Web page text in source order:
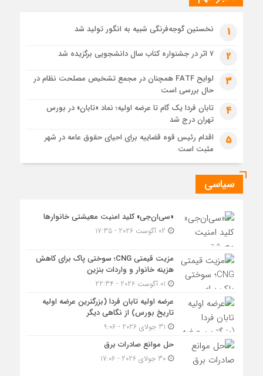
1 هفته قبل
حل موانع صادرات برق
1 نخستین گوجه‌فرنگی شبیه به انگور تولید شد
2 ۷ اثر در جشنواره کتاب سال دانشجویی برگزیده شد
3
لوایح FATF همچنان در مجمع تشخیص مصلحت نظام در
حال بررسی است
4
تابان فردا یک گام تا عرضه اولیه؛ نماد «تابان» در بورس
تهران درج شد
5
اقدام رئیس قوه قضاییه برای احیای حقوق عامه در شهر
مثبت است
سیاسی
«سی‌ان‌جی» کلید امنیت معیشتی خانوارها
مزیت قیمتی CNG؛ سوختی پاک برای کاهش
هزینه خانوار و واردات بنزین
عرضه اولیه تابان فردا (بزرگترین عرضه اولیه
تاریخ بورس) از نگاهی دیگر
حل موانع صادرات برق
30 جولای 2026 - 17:06